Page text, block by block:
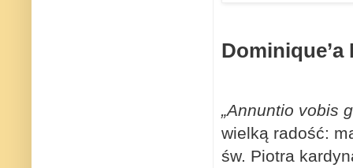
„Annuntio vobis
wielką radość:
św. Piotra